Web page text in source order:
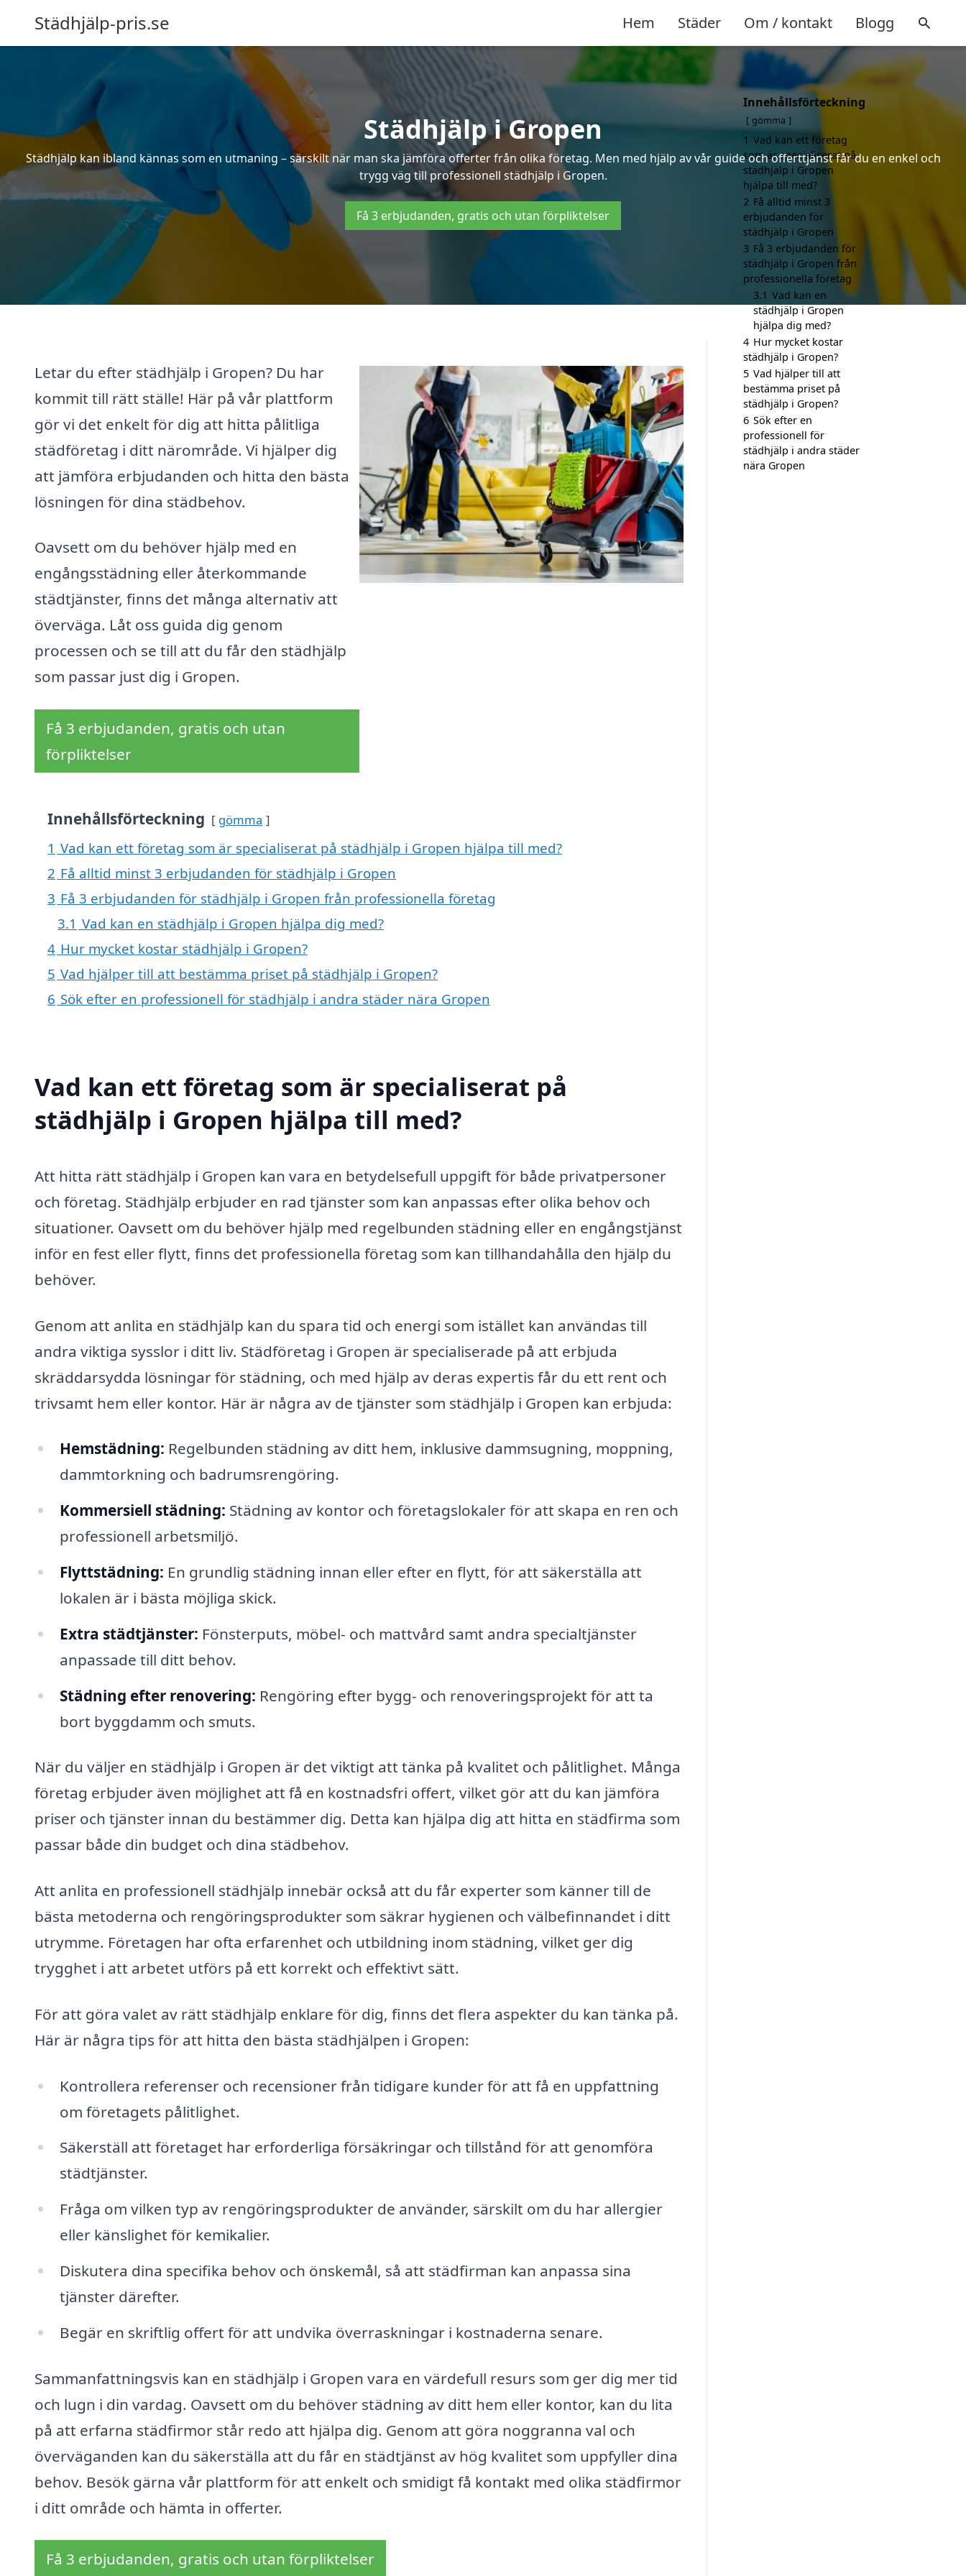
Städhjälp-pris.se Hem Städer Om / kontakt Blogg
Städhjälp i Gropen
Städhjälp kan ibland kännas som en utmaning – särskilt när man ska jämföra offerter från olika företag. Men med hjälp av vår guide och offerttjänst får du en enkel och
trygg väg till professionell städhjälp i Gropen.
Få 3 erbjudanden, gratis och utan förpliktelser
Letar du efter städhjälp i Gropen? Du har
kommit till rätt ställe! Här på vår plattform
gör vi det enkelt för dig att hitta pålitliga
städföretag i ditt närområde. Vi hjälper dig
att jämföra erbjudanden och hitta den bästa
lösningen för dina städbehov.
Oavsett om du behöver hjälp med en
engångsstädning eller återkommande
städtjänster, finns det många alternativ att
överväga. Låt oss guida dig genom
processen och se till att du får den städhjälp
som passar just dig i Gropen.
Få 3 erbjudanden, gratis och utan
förpliktelser
Innehållsförteckning gömma
1 Vad kan ett företag som är specialiserat på städhjälp i Gropen hjälpa till med?
2 Få alltid minst 3 erbjudanden för städhjälp i Gropen
3 Få 3 erbjudanden för städhjälp i Gropen från professionella företag
3.1 Vad kan en städhjälp i Gropen hjälpa dig med?
4 Hur mycket kostar städhjälp i Gropen?
5 Vad hjälper till att bestämma priset på städhjälp i Gropen?
6 Sök efter en professionell för städhjälp i andra städer nära Gropen
Vad kan ett företag som är specialiserat på
städhjälp i Gropen hjälpa till med?
Att hitta rätt städhjälp i Gropen kan vara en betydelsefull uppgift för både privatpersoner
och företag. Städhjälp erbjuder en rad tjänster som kan anpassas efter olika behov och
situationer. Oavsett om du behöver hjälp med regelbunden städning eller en engångstjänst
inför en fest eller flytt, finns det professionella företag som kan tillhandahålla den hjälp du
behöver.
Genom att anlita en städhjälp kan du spara tid och energi som istället kan användas till
andra viktiga sysslor i ditt liv. Städföretag i Gropen är specialiserade på att erbjuda
skräddarsydda lösningar för städning, och med hjälp av deras expertis får du ett rent och
trivsamt hem eller kontor. Här är några av de tjänster som städhjälp i Gropen kan erbjuda:
Hemstädning: Regelbunden städning av ditt hem, inklusive dammsugning, moppning,
dammtorkning och badrumsrengöring.
Kommersiell städning: Städning av kontor och företagslokaler för att skapa en ren och
professionell arbetsmiljö.
Flyttstädning: En grundlig städning innan eller efter en flytt, för att säkerställa att
lokalen är i bästa möjliga skick.
Extra städtjänster: Fönsterputs, möbel- och mattvård samt andra specialtjänster
anpassade till ditt behov.
Städning efter renovering: Rengöring efter bygg- och renoveringsprojekt för att ta
bort byggdamm och smuts.
När du väljer en städhjälp i Gropen är det viktigt att tänka på kvalitet och pålitlighet. Många
företag erbjuder även möjlighet att få en kostnadsfri offert, vilket gör att du kan jämföra
priser och tjänster innan du bestämmer dig. Detta kan hjälpa dig att hitta en städfirma som
passar både din budget och dina städbehov.
Att anlita en professionell städhjälp innebär också att du får experter som känner till de
bästa metoderna och rengöringsprodukter som säkrar hygienen och välbefinnandet i ditt
utrymme. Företagen har ofta erfarenhet och utbildning inom städning, vilket ger dig
trygghet i att arbetet utförs på ett korrekt och effektivt sätt.
För att göra valet av rätt städhjälp enklare för dig, finns det flera aspekter du kan tänka på.
Här är några tips för att hitta den bästa städhjälpen i Gropen:
Kontrollera referenser och recensioner från tidigare kunder för att få en uppfattning
om företagets pålitlighet.
Säkerställ att företaget har erforderliga försäkringar och tillstånd för att genomföra
städtjänster.
Fråga om vilken typ av rengöringsprodukter de använder, särskilt om du har allergier
eller känslighet för kemikalier.
Diskutera dina specifika behov och önskemål, så att städfirman kan anpassa sina
tjänster därefter.
Begär en skriftlig offert för att undvika överraskningar i kostnaderna senare.
Sammanfattningsvis kan en städhjälp i Gropen vara en värdefull resurs som ger dig mer tid
och lugn i din vardag. Oavsett om du behöver städning av ditt hem eller kontor, kan du lita
på att erfarna städfirmor står redo att hjälpa dig. Genom att göra noggranna val och
överväganden kan du säkerställa att du får en städtjänst av hög kvalitet som uppfyller dina
behov. Besök gärna vår plattform för att enkelt och smidigt få kontakt med olika städfirmor
i ditt område och hämta in offerter.
Få 3 erbjudanden, gratis och utan förpliktelser
Innehållsförteckning
gömma
1 Vad kan ett företag
som är specialiserat på
städhjälp i Gropen
hjälpa till med?
2 Få alltid minst 3
erbjudanden för
städhjälp i Gropen
3 Få 3 erbjudanden för
städhjälp i Gropen från
professionella företag
3.1 Vad kan en
städhjälp i Gropen
hjälpa dig med?
4 Hur mycket kostar
städhjälp i Gropen?
5 Vad hjälper till att
bestämma priset på
städhjälp i Gropen?
6 Sök efter en
professionell för
städhjälp i andra städer
nära Gropen